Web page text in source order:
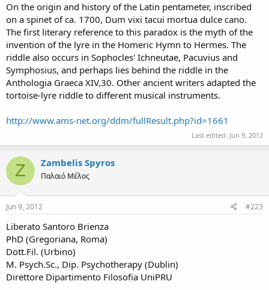
On the origin and history of the Latin pentameter, inscribed
on a spinet of ca. 1700, Dum vixi tacui mortua dulce cano.
The first literary reference to this paradox is the myth of the
invention of the lyre in the Homeric Hymn to Hermes. The
riddle also occurs in Sophocles' Ichneutae, Pacuvius and
Symphosius, and perhaps lies behind the riddle in the
Anthologia Graeca XIV,30. Other ancient writers adapted the
tortoise-lyre riddle to different musical instruments.
http://www.ams-net.org/ddm/fullResult.php?id=1661
Last edited: Jun 9, 2012
Z Zambelis Spyros
Παλαιό Μέλος
Jun 9, 2012 #223
Liberato Santoro Brienza
PhD (Gregoriana, Roma)
Dott.Fil. (Urbino)
M. Psych.Sc., Dip. Psychotherapy (Dublin)
Direttore Dipartimento Filosofia UniPRU